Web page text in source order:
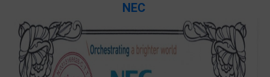
NEC